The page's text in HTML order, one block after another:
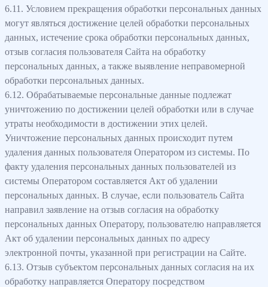
6.11. Условием прекращения обработки персональных данных
могут являться достижение целей обработки персональных
данных, истечение срока обработки персональных данных,
отзыв согласия пользователя Сайта на обработку
персональных данных, а также выявление неправомерной
обработки персональных данных.
6.12. Обрабатываемые персональные данные подлежат
уничтожению по достижении целей обработки или в случае
утраты необходимости в достижении этих целей.
Уничтожение персональных данных происходит путем
удаления данных пользователя Оператором из системы. По
факту удаления персональных данных пользователей из
системы Оператором составляется Акт об удалении
персональных данных. В случае, если пользователь Сайта
направил заявление на отзыв согласия на обработку
персональных данных Оператору, пользователю направляется
Акт об удалении персональных данных по адресу
электронной почты, указанной при регистрации на Сайте.
6.13. Отзыв субъектом персональных данных согласия на их
обработку направляется Оператору посредством